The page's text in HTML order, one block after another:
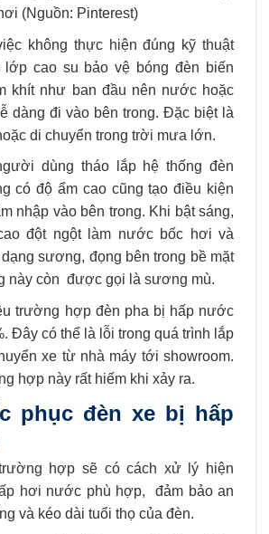
(Nguồn: Pinterest)
không thực hiện đúng kỹ thuật
lớp cao su bảo vệ bóng đèn biến
khít như ban đầu nên nước hoặc
dàng đi vào bên trong. Đặc biệt là
di chuyển trong trời mưa lớn.
dùng tháo lắp hệ thống đèn
có độ ẩm cao cũng tạo điều kiện
nhập vào bên trong. Khi bật sáng,
đột ngột làm nước bốc hơi và
sương, đọng bên trong bề mặt
này còn được gọi là sương mù.
trường hợp đèn pha bị hấp nước
Đây có thể là lỗi trong quá trình lắp
xe từ nhà máy tới showroom.
hợp này rất hiếm khi xảy ra.
phục đèn xe bị hấp
hợp sẽ có cách xử lý hiện
hơi nước phù hợp, đảm bảo an
và kéo dài tuổi thọ của đèn.